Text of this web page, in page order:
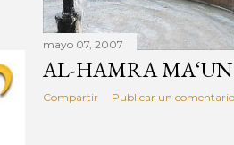
mayo 07, 2007
AL-HAMRA MA‘UN
Compartir Publicar un comentario